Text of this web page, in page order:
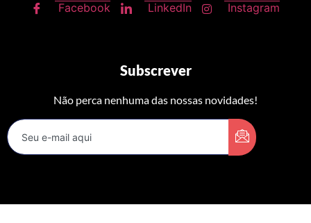
Facebook LinkedIn Instagram
Subscrever
Não perca nenhuma das nossas novidades!